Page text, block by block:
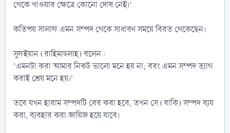
থেকে খাওয়ার ক্ষেত্রে কোনো দোষ নেই।’
কতিপয় সালাফ এমন সম্পদ থেকে সাধারণ সময়ে বিরত থেকেছেন।
সুফইয়ান (রাহিমাহুলাহ) বলেন :
‘এমনটা করা আমার নিকট ভালো মনে হয় না; বরং এমন সম্পদ ত্যাগ
করাই শ্রেয় মনে হয়।’
তবে যখন হারাম সম্পদটি বের করা হবে, তখন সে (বাকি) সম্পদ ব্যয়
করা, ব্যবহার করা জায়িজ হয়ে যাবে।